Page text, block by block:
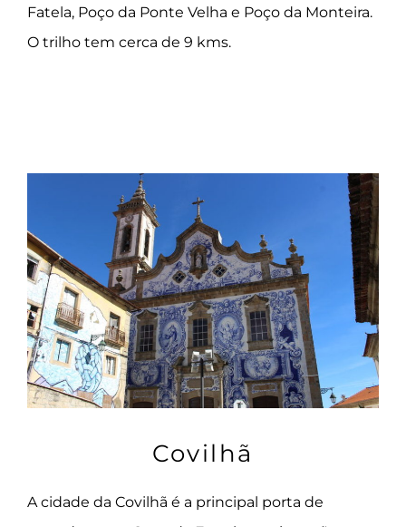
Fatela, Poço da Ponte Velha e Poço da Monteira.
O trilho tem cerca de 9 kms.
Covilhã
A cidade da Covilhã é a principal porta de